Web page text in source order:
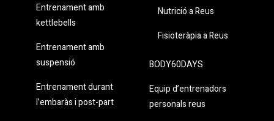
Entrenament amb
kettlebells
Entrenament amb
suspensió
Entrenament durant
l’embaràs i post-part
Nutrició a Reus
Fisioteràpia a Reus
BODY60DAYS
Equip d’entrenadors
personals reus